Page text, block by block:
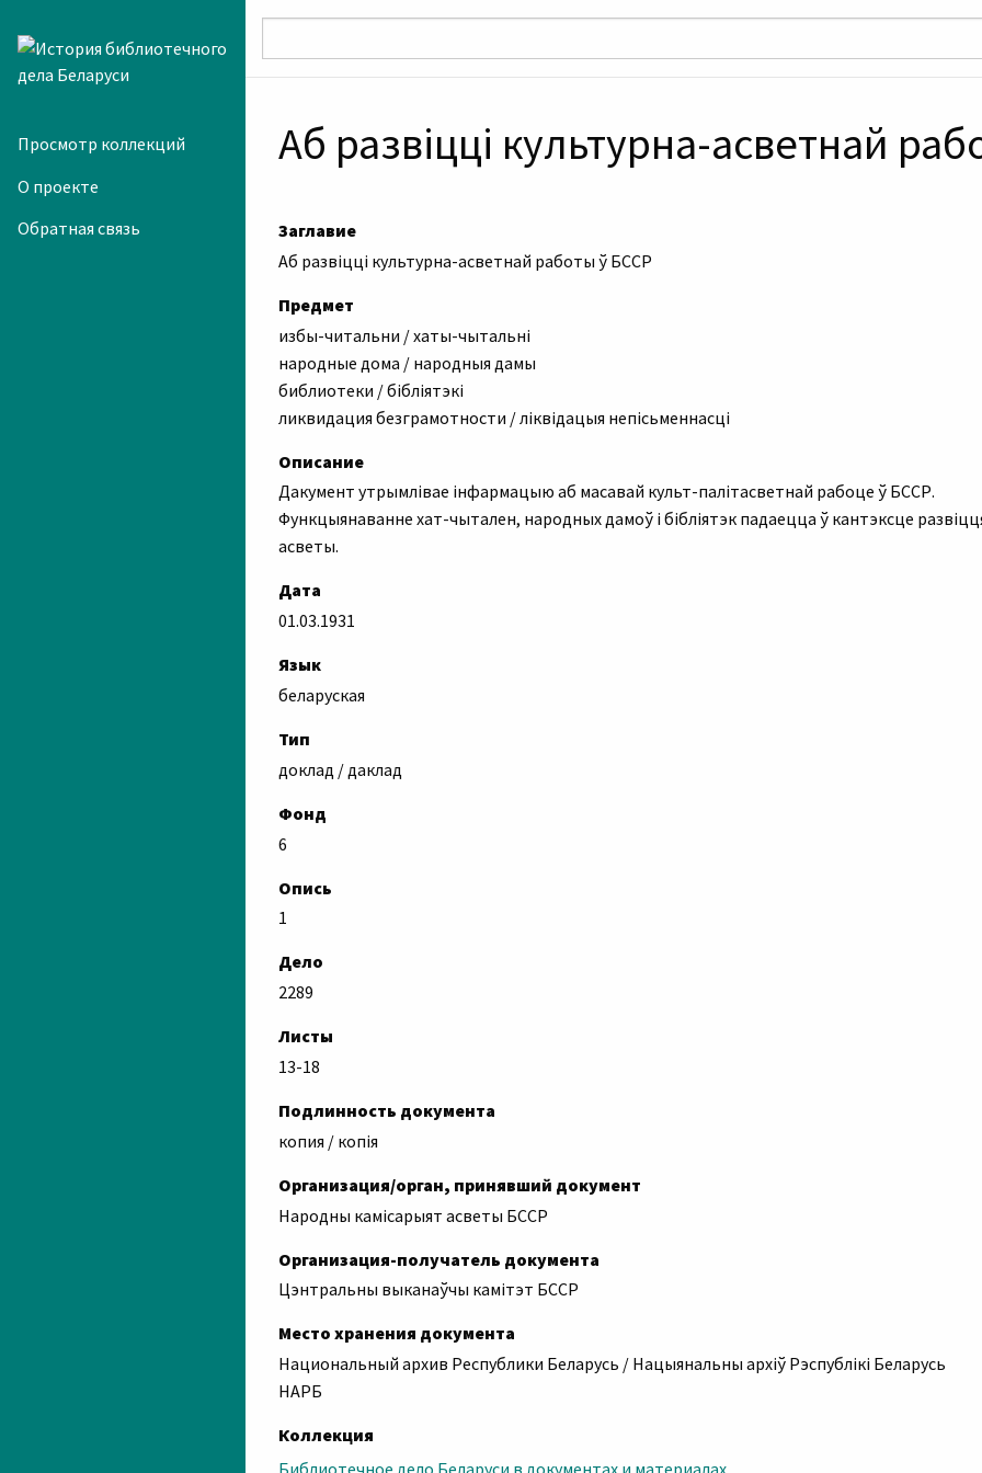
Просмотр коллекций
О проекте
Обратная связь
Аб развіцці культурна-асветнай
Заглавие
Аб развіцці культурна-асветнай работы ў БССР
Предмет
избы-читальни / хаты-чытальні
народные дома / народныя дамы
библиотеки / бібліятэкі
ликвидация безграмотности / ліквідацыя непісьменнасці
Описание
Дакумент утрымлівае інфармацыю аб масавай культ-палітасветнай рабоце ў БССР.
Функцыянаванне хат-чытален, народных дамоў і бібліятэк падаецца ў кантэксце
асветы.
Дата
01.03.1931
Язык
беларуская
Тип
доклад / даклад
Фонд
6
Опись
1
Дело
2289
Листы
13-18
Подлинность документа
копия / копія
Организация/орган, принявший документ
Народны камісарыят асветы БССР
Организация-получатель документа
Цэнтральны выканаўчы камітэт БССР
Место хранения документа
Национальный архив Республики Беларусь / Нацыянальны архіў Рэспублікі Беларусь
НАРБ
Коллекция